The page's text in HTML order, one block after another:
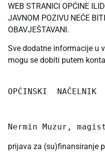
WEB STRANICI OPĆINE
JAVNOM POZIVU NEĆE
OBAVJEŠTAVANI.
Sve dodatne informacije u
mogu se dobiti putem
OPĆINSKI  NAČELNIK
Nermin Muzur,
prijava za (su)finansiranje